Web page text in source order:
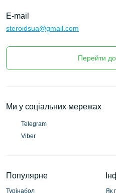
E-mail
steroidsua@gmail.com
Перейти до
Популярне
Турінабол Як
Ми у соціальних мережах
Telegram
Viber